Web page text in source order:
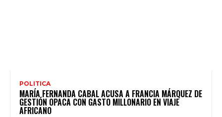
POLITICA
MARÍA FERNANDA CABAL ACUSA A FRANCIA MÁRQUEZ DE
GESTIÓN OPACA CON GASTO MILLONARIO EN VIAJE
AFRICANO